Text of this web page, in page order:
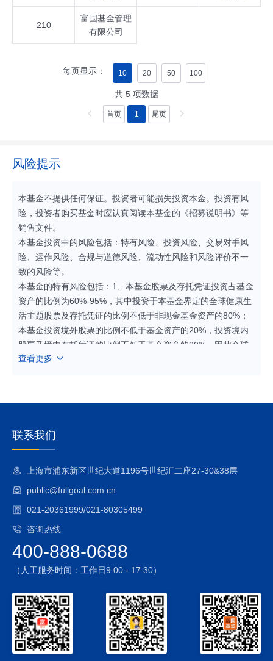
210
富国基金管理
有限公司
每页显示： 10 20 50 100
共 5 项数据
首页 1 尾页
风险提示
本基金不提供任何保证。投资者可能损失投资本金。投资有风
险，投资者购买基金时应认真阅读本基金的《招募说明书》等
销售文件。
本基金投资中的风险包括：特有风险、投资风险、交易对手风
险、运作风险、合规与道德风险、流动性风险和风险评价不一
致的风险等。
本基金的特有风险包括：1、本基金股票及存托凭证投资占基金
资产的比例为60%-95%，其中投资于本基金界定的全球健康生
活主题股票及存托凭证的比例不低于非现金基金资产的80%；
本基金投资境外股票的比例不低于基金资产的20%，投资境内
股票及境内存托凭证的比例不低于基金资产的20%。因此全球
健康生活主题股票的走势是影响本基金投资标的的重要风险因
若本基金发生了巨额赎回，基金管理人有可能采取部分延期赎
生时，基金份额持有人存在不能及时赎回份额或获得赎回款的
风险。
本基金可按照基金合同的约定投资股指期货。期货市场与现货
市场不同，采取保证金交易，风险较现货市场更高。虽然本基
金对股指期货的投资仅限于现金管理和套期保值等用途，在极
4、投资境内国债期货投资风险
本基金境内投资的投资范围包括国债期货，国债期货的投资可
能面临市场风险、基差风险、流动性风险。
本基金的投资范围包括资产支持证券。资产支持证券存在信用
风险、利率风险、流动性风险、提前偿付风险、操作风险和法
律风险等。
6、港股通每日额度限制
港股通业务实施每日额度限制。在联交所开市前时段，当日额
查看更多
联系我们
上海市浦东新区世纪大道1196号世纪汇二座27-30&38层
public@fullgoal.com.cn
021-20361999/021-80305499
咨询热线
400-888-0688
（人工服务时间：工作日9:00 - 17:30）